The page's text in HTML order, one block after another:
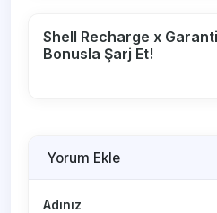
Shell Recharge x
Bonusla Şarj Et!
Yorum Ekle
Adınız